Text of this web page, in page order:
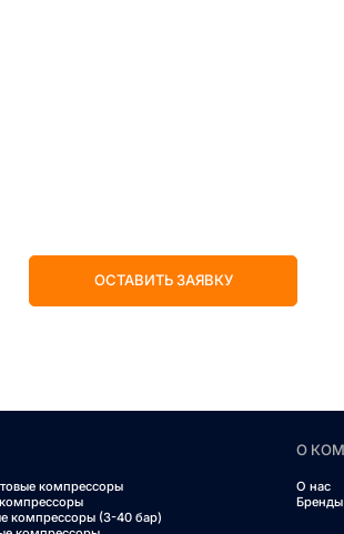
ОСТАВИТЬ ЗАЯВКУ
компрессоры
компрессоры (3-40 бар)
О
О нас
Бренды